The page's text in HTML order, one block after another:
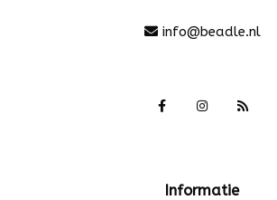
info@beadle.nl
Informatie